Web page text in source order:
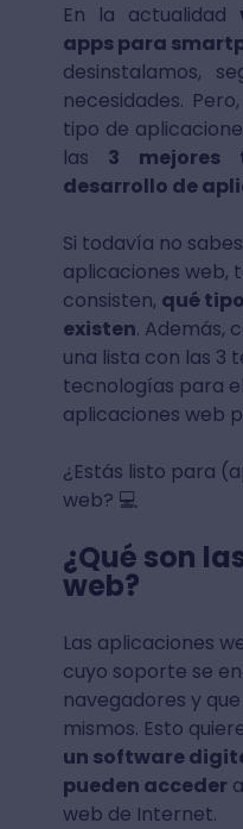
En la actualidad
apps para
desinstalamos,
necesidades.
tipo de
las 3 mejores
desarrollo de
Si todavía no
aplicaciones web,
consisten, qué
existen. Además,
una lista con las 3
tecnologías para
aplicaciones web
¿Estás listo para
web? 💻
¿Qué son
web?
Las aplicaciones
cuyo soporte se
navegadores y
mismos. Esto
un software
pueden acceder
web de Internet.